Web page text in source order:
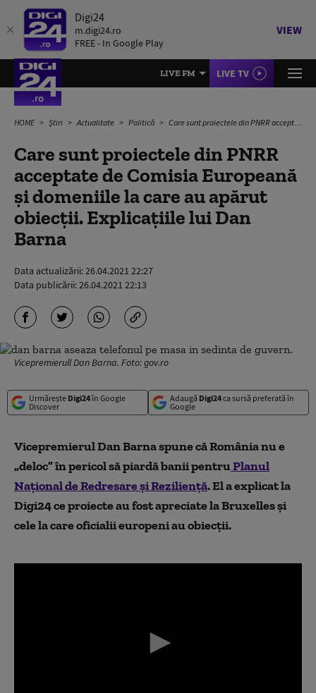
Digi24
m.digi24.ro
FREE - In Google Play
VIEW
LIVE FM LIVE TV
HOME Știri Actualitate Politică Care sunt proiectele din PNRR acceptate de Comisia Europeană și domeniile la care au apărut obiecții. Explicațiile lui Dan Barna
Care sunt proiectele din PNRR
acceptate de Comisia Europeană
și domeniile la care au apărut
obiecții. Explicațiile lui Dan
Barna
Data actualizării:26.04.2021 22:27
Data publicării:26.04.2021 22:13
Vicepremierull Dan Barna. Foto: gov.ro
Urmărește Digi24în Google
Discover
Adaugă Digi24ca sursă preferată în
Google
Vicepremierul Dan Barna spune că România nu e
„deloc” în pericol să piardă banii pentruPlanul
Național de Redresare și Reziliență. El a explicat la
Digi24 ce proiecte au fost apreciate la Bruxelles și
cele la care oficialii europeni au obiecții.